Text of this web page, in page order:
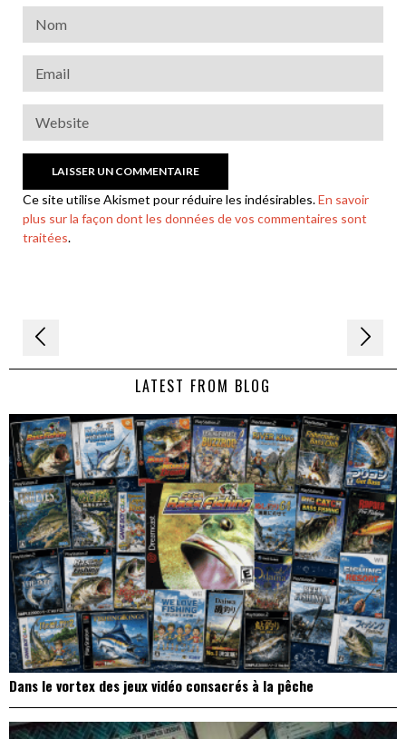
Ce site utilise Akismet pour réduire les indésirables.En savoir
plus sur la façon dont les données de vos commentaires sont
traitées.
Navigation
de LATEST FROM BLOG
Dans le vortex des jeux vidéo consacrés à la pêche